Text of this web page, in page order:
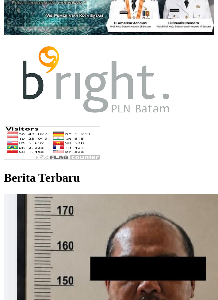
Berita Terbaru